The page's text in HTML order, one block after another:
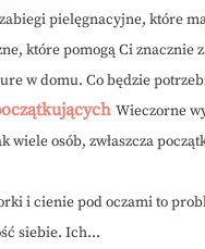
pielęgnacyjne, które
które pomogą Ci znacznie
w domu. Co będzie
Wieczorne
osób, zwłaszcza
i cienie pod oczami to
siebie. Ich...